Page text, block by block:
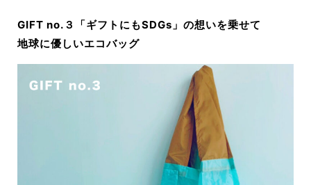
GIFT no.３「ギフトにもSDGs」の想いを乗せて
地球に優しいエコバッグ